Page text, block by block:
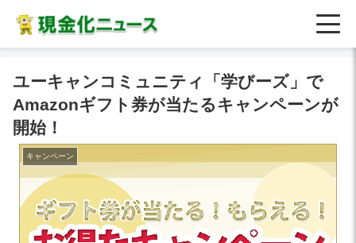
ユーキャンコミュニティ「学びーズ」で
Amazonギフト券が当たるキャンペーンが
開始！
キャンペーン